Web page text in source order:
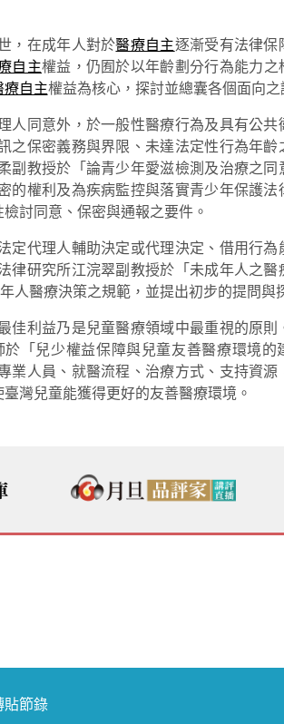
，在成年人對於醫療自主逐漸受有法律保
自主權益，仍囿於以年齡劃分行為能力之
療自主權益為核心，探討並總囊各個面向之
人同意外，於一般性醫療行為及具有公共
之保密義務與界限、未達法定性行為年齡
副教授於「論青少年愛滋檢測及治療之同
的權利及為疾病監控與落實青少年保護法
討同意、保密與通報之要件。
定代理人輔助決定或代理決定、借用行為
律研究所江浣翠副教授於「未成年人之醫
人醫療決策之規範，並提出初步的提問與
佳利益乃是兒童醫療領域中最重視的原則
「兒少權益保障與兒童友善醫療環境的
業人員、就醫流程、治療方式、支持資源
灣兒童能獲得更好的友善醫療環境。
貼節錄